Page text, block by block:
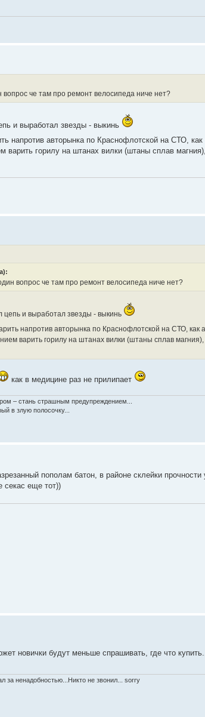
вопрос че там про ремонт велосипеда ниче нет?
и выработал звезды - выкинь
напротив авторынка по Краснофлотской на СТО,
варить горилу на штанах вилки (штаны сплав
вопрос че там про ремонт велосипеда ниче нет?
цепь и выработал звезды - выкинь
напротив авторынка по Краснофлотской на СТО, как
варить горилу на штанах вилки (штаны сплав
как в медицине раз не прилипает
– стань страшным предупреждением...
в злую полосочку...
пополам батон, в районе склейки
секас еще тот))
новички будут меньше спрашивать, где что
за ненадобностью...Никто не звонил... sorry